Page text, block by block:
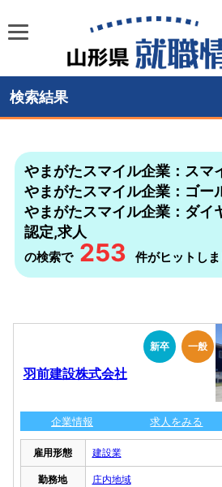
検索結果
やまがたスマイル企業：スマ
やまがたスマイル企業：ゴー
やまがたスマイル企業：ダイ
認定,求人
の検索で 253 件がヒットしま
新卒 一般
羽前建設株式会社
企業情報 求人をみる
雇用形態 建設業
勤務地 庄内地域